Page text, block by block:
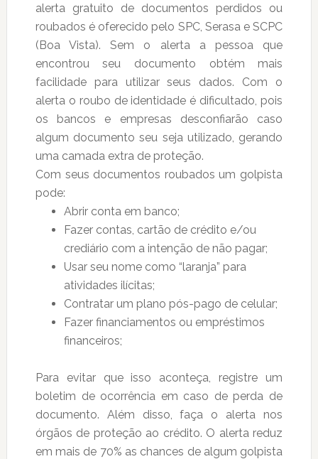
alerta gratuito de documentos perdidos ou
roubados é oferecido pelo SPC, Serasa e SCPC
(Boa Vista). Sem o alerta a pessoa que
encontrou seu documento obtém mais
facilidade para utilizar seus dados. Com o
alerta o roubo de identidade é dificultado, pois
os bancos e empresas desconfiarão caso
algum documento seu seja utilizado, gerando
uma camada extra de proteção.
Com seus documentos roubados um golpista
pode:
Abrir conta em banco;
Fazer contas, cartão de crédito e/ou
crediário com a intenção de não pagar;
Usar seu nome como “laranja” para
atividades ilícitas;
Contratar um plano pós-pago de celular;
Fazer financiamentos ou empréstimos
financeiros;
Para evitar que isso aconteça, registre um
boletim de ocorrência em caso de perda de
documento. Além disso, faça o alerta nos
órgãos de proteção ao crédito. O alerta reduz
em mais de 70% as chances de algum golpista